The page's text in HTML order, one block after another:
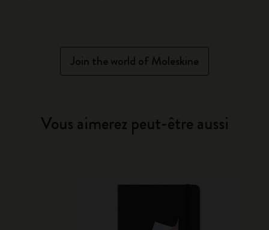
Join the world of Moleskine
Vous aimerez peut-être aussi